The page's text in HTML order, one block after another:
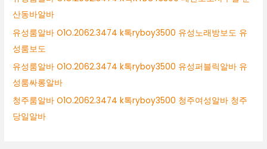
산동바알바
유성룸알바 O1O.2062.3474 k톡ryboy3500 유성노래방보도 유
성룸보도
유성룸알바 O1O.2062.3474 k톡ryboy3500 유성퍼블릭알바 유
성룸싸롱알바
청주룸알바 O1O.2062.3474 k톡ryboy3500 청주여성알바 청주
당일알바